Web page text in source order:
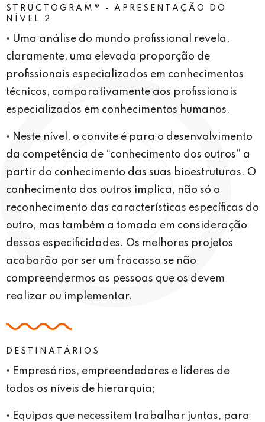
STRUCTOGRAM® - APRESENTAÇÃO DO
NÍVEL 2
• Uma análise do mundo profissional revela,
claramente, uma elevada proporção de
profissionais especializados em conhecimentos
técnicos, comparativamente aos profissionais
especializados em conhecimentos humanos.
• Neste nível, o convite é para o desenvolvimento
da competência de “conhecimento dos outros” a
partir do conhecimento das suas bioestruturas. O
conhecimento dos outros implica, não só o
reconhecimento das características específicas do
outro, mas também a tomada em consideração
dessas especificidades. Os melhores projetos
acabarão por ser um fracasso se não
compreendermos as pessoas que os devem
realizar ou implementar.
DESTINATÁRIOS
• Empresários, empreendedores e líderes de
todos os níveis de hierarquia;
• Equipas que necessitem trabalhar juntas, para